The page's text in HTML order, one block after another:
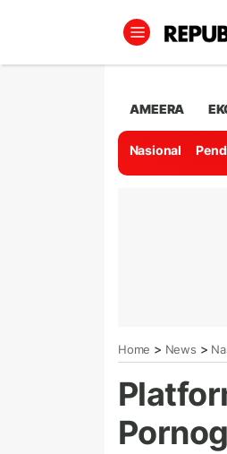
AMEERA
Nasional
Home > News >